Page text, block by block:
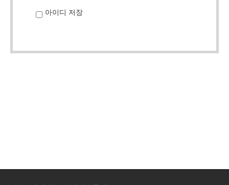
아이디 저장